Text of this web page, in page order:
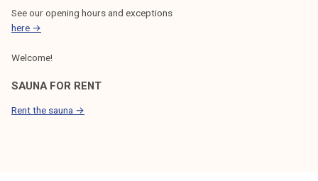
See our opening hours and exceptions
here →
Welcome!
SAUNA FOR RENT
Rent the sauna →